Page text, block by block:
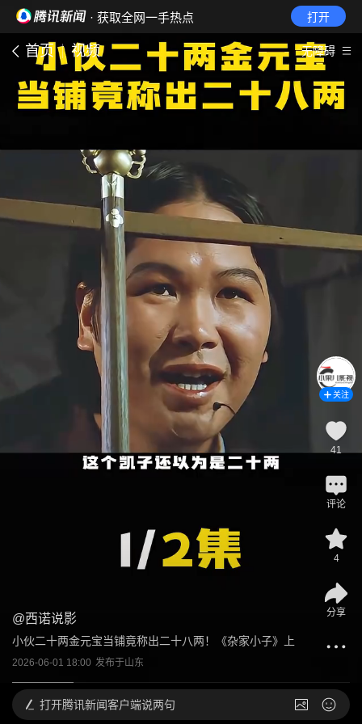
· 获取全网一手热点 打开
首页 视频 无障碍
@西诺说影
小伙二十两金元宝当铺竟称出二十八两！《杂家小子》上
2026-06-01 18:00 发布于山东
关注
41
评论
4
分享
打开腾讯新闻客户端说两句